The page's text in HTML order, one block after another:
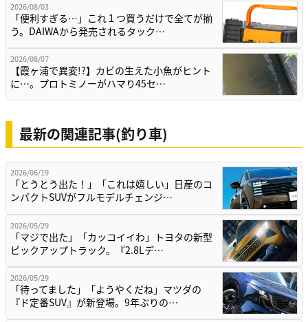
2026/08/03
「便利すぎる…」これ１つ買うだけで全てが揃
う。DAIWAから発売されるタック…
2026/08/07
【霞ヶ浦で異変!?】カビの生えた小魚がヒント
に…。プロトミノーがハマり45セ…
最新の関連記事(釣り車)
2026/06/19
「とうとう出た！」「これは嬉しい」日産のコ
ンパクトSUVがフルモデルチェンジ…
2026/05/29
「マジで出た」「カッコイイわ」トヨタの新型
ピックアップトラック。『2.8Lデ…
2026/05/29
「待ってました」「ようやくだね」マツダの
『ド定番SUV』が新登場。9年ぶりの…